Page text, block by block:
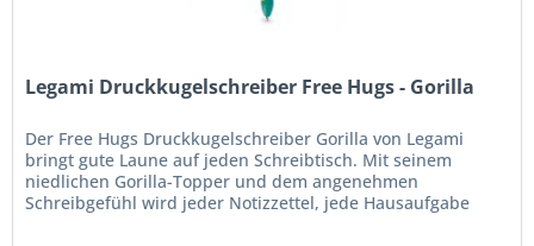
Legami Druckkugelschreiber Free Hugs - Gorilla
Der Free Hugs Druckkugelschreiber Gorilla von Legami
bringt gute Laune auf jeden Schreibtisch. Mit seinem
niedlichen Gorilla-Topper und dem angenehmen
Schreibgefühl wird jeder Notizzettel, jede Hausaufgabe